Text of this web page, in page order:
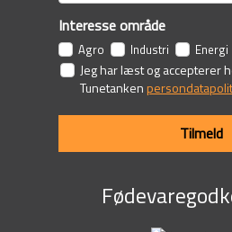
Interesse område
Agro Industri Energi
Jeg har læst og accepterer
Tunetanken
Tilmeld